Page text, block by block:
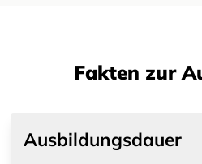
Fakten zur
Ausbildungsdauer